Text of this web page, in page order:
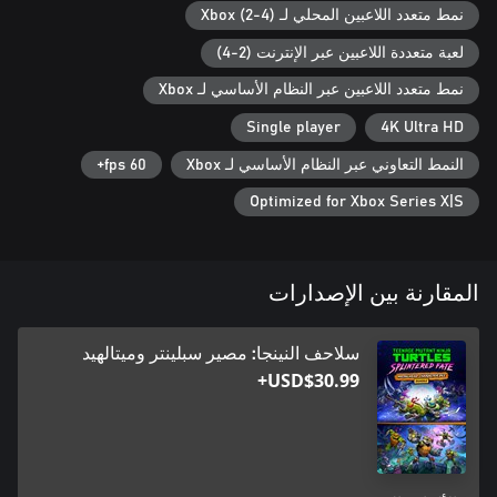
نمط متعدد اللاعبين المحلي لـ Xbox (2-4)
لعبة متعددة اللاعبين عبر الإنترنت (2-4)
نمط متعدد اللاعبين عبر النظام الأساسي لـ Xbox
4K Ultra HD
Single player
النمط التعاوني عبر النظام الأساسي لـ Xbox 60 fps+
Optimized for Xbox Series X|S
المقارنة بين الإصدارات
سلاحف النينجا: مصير سبلينتر وميتالهيد
USD$30.99+